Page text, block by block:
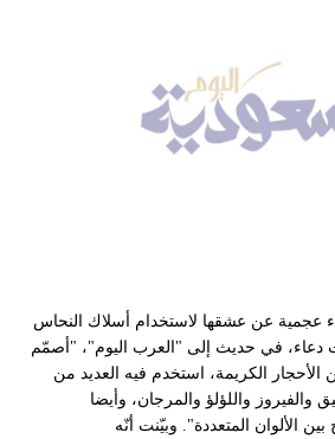
عن عشقها لاستخدام أسلاك النحاس
دعاء، في حديث إلى "العرب اليوم"، "أصمّم
الكريمة، استخدم فيه العديد من
والفيروز واللؤلؤ والمرجان، وأيضا
الألوان المتعددة". وبيّنت أنّه